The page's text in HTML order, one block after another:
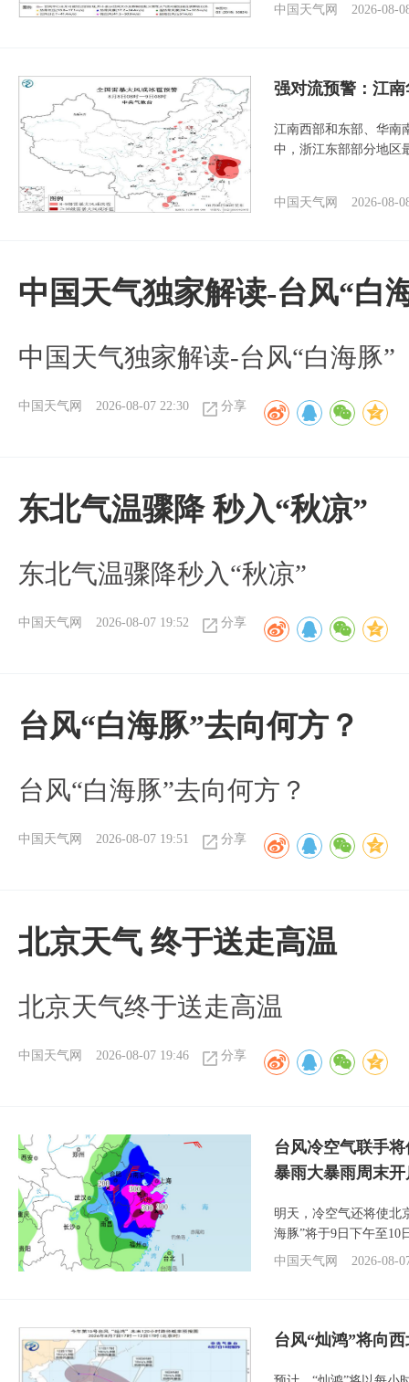
中国天气网 2026-08-
强对流预警：江
江南西部和东部、华南
中，浙江东部部分地区
中国天气网 2026-08-
中国天气独家解读-台风“白
中国天气独家解读-台风“白海豚”
中国天气网 2026-08-07 22:30 分享
东北气温骤降 秒入“秋凉”
东北气温骤降秒入“秋凉”
中国天气网 2026-08-07 19:52 分享
台风“白海豚”去向何方？
台风“白海豚”去向何方？
中国天气网 2026-08-07 19:51 分享
北京天气 终于送走高温
北京天气终于送走高温
中国天气网 2026-08-07 19:46 分享
台风冷空气联手
暴雨大暴雨周末开
明天，冷空气还将使北
海豚”将于9日下午至10
中国天气网
2026-08-
台风“灿鸿”将向